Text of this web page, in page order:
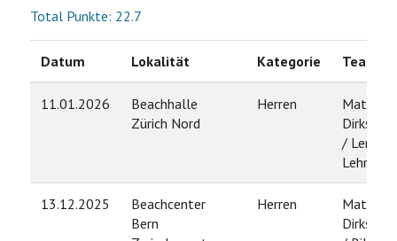
Total Punkte: 22.7
Datum Lokalität Kategorie Team
11.01.2026
Beachhalle
Zürich Nord
Herren
Mathias
/ Lennart
Lehmann
13.12.2025
Beachcenter
Bern
Herren
Mathias